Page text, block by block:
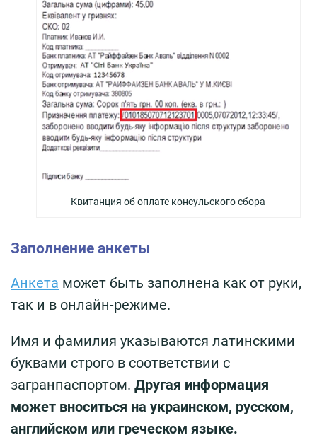
Квитанция об оплате консульского сбора
Заполнение анкеты
Анкета может быть заполнена как от руки,
так и в онлайн-режиме.
Имя и фамилия указываются латинскими
буквами строго в соответствии с
загранпаспортом. Другая информация
может вноситься на украинском, русском,
английском или греческом языке.